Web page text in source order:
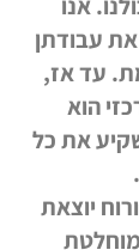
עבודתן
עד אז,
הוא
את כל
יוצאת